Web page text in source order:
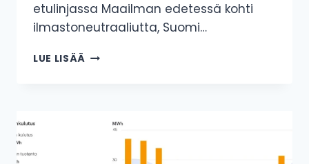
etulinjassa Maailman edetessä kohti
ilmastoneutraaliutta, Suomi…
LUE LISÄÄ PUHDAS
INNOVAATIO:
SUOMEN